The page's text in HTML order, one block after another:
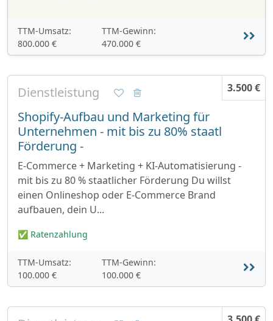
TTM-Umsatz:
800.000 €
TTM-Gewinn:
470.000 €
3.500 €
Dienstleistung
Shopify-Aufbau und Marketing für
Unternehmen - mit bis zu 80% staatl
Förderung -
E-Commerce + Marketing + KI-Automatisierung -
mit bis zu 80 % staatlicher Förderung Du willst
einen Onlineshop oder E-Commerce Brand
aufbauen, dein U...
✅ Ratenzahlung
TTM-Umsatz:
100.000 €
TTM-Gewinn:
100.000 €